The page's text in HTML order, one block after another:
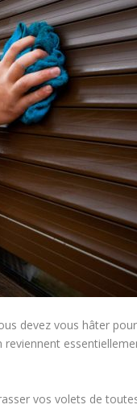
devez vous hâter
reviennent
vos volets de